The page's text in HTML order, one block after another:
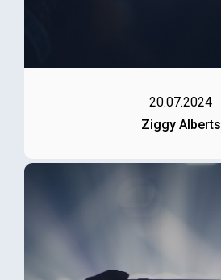
20.07.2024
Ziggy Alberts